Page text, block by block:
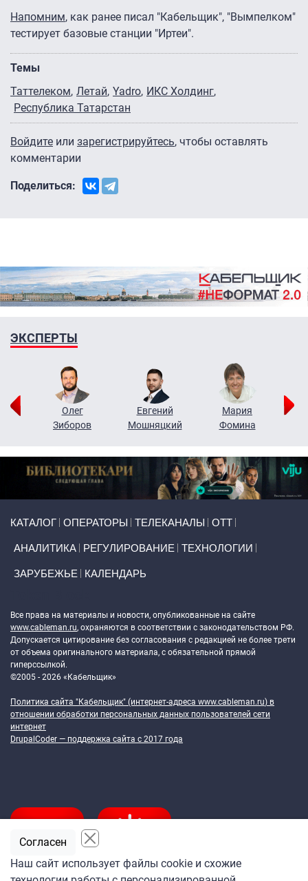
Напомним, как ранее писал "Кабельщик", "Вымпелком"
тестирует базовые станции "Иртеи".
Темы
Таттелеком Летай Yadro ИКС Холдинг
Республика Татарстан
Войдите или зарегистрируйтесь, чтобы оставлять
комментарии
Поделиться:
ЭКСПЕРТЫ
Олег
Зиборов
Евгений
Мошняцкий
Мария
Фомина
КАТАЛОГ ОПЕРАТОРЫ ТЕЛЕКАНАЛЫ ОТТ
АНАЛИТИКА РЕГУЛИРОВАНИЕ ТЕХНОЛОГИИ
ЗАРУБЕЖЬЕ КАЛЕНДАРЬ
Все права на материалы и новости, опубликованные на сайте
www.cableman.ru, охраняются в соответствии с законодательством РФ.
Допускается цитирование без согласования с редакцией не более трети
от объема оригинального материала, с обязательной прямой
гиперссылкой.
©2005 - 2026 «Кабельщик»
Политика сайта "Кабельщик" (интернет-адреса www.cableman.ru) в
отношении обработки персональных данных пользователей сети
интернет
DrupalCoder — поддержка сайта c 2017 года
Наш сайт использует файлы cookie и схожие
Согласен